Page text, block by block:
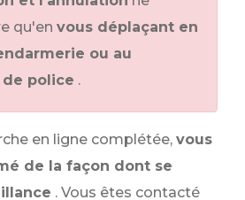
qu'en vous déplaçant en
ou au
police .
en ligne complétée, vous
de la façon dont se
. Vous êtes contacté